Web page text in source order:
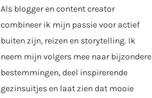
Als blogger en content creator
combineer ik mijn passie voor actief
buiten zijn, reizen en storytelling. Ik
neem mijn volgers mee naar bijzondere
bestemmingen, deel inspirerende
gezinsuitjes en laat zien dat mooie